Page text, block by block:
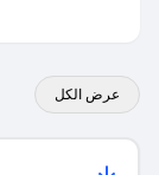
عرض الكل